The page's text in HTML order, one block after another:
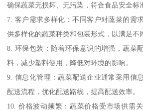
确保蔬菜无损坏、无污染，符合食品安全标
7. 客户需求多样化：不同客户对蔬菜的需
供多样化的蔬菜种类和包装形式，以满足不
8. 环保包装：随着环保意识的增强，蔬菜
料，减少塑料使用，降低对环境的影响。
9. 信息化管理：蔬菜配送企业通常采用信
配送流程，优化配送路线，提高配送效率。
10. 价格波动频繁：蔬菜价格受市场供需